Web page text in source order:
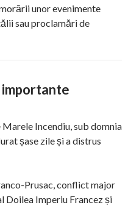
unor evenimente
sau proclamări de
Marele Incendiu, sub domnia
șase zile și a distrus
Prusac, conflict major
Doilea Imperiu Francez și